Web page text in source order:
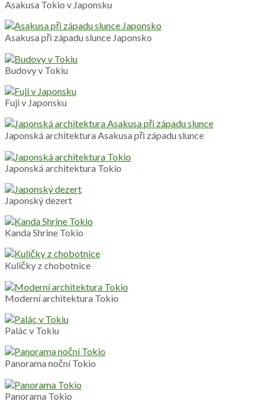
Asakusa Tokio v Japonsku
Asakusa při západu slunce Japonsko
Budovy v Tokiu
Fuji v Japonsku
Japonská architektura Asakusa při západu slunce
Japonská architektura Tokio
Japonský dezert
Kanda Shrine Tokio
Kuličky z chobotnice
Moderní architektura Tokio
Palác v Tokiu
Panorama noční Tokio
Panorama Tokio